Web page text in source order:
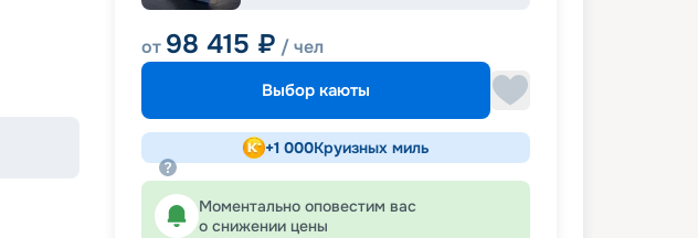
от 98 415 ₽ / чел
Выбор каюты
+1 000Круизных миль
Моментально оповестим вас
о снижении цены